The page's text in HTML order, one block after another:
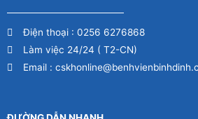
Điện thoại : 0256 6276868
Làm việc 24/24 ( T2-CN)
Email :